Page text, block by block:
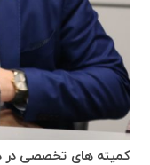
کمیته های تخصصی در